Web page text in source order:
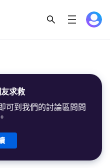
求救
可到我們的討論區問問